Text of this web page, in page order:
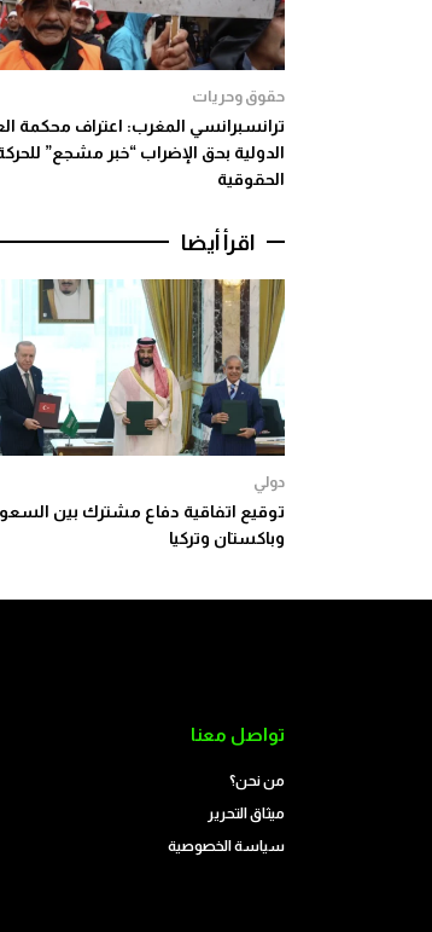
حقوق وحريات
ترانسبرانسي المغرب: اعتراف محكمة
الدولية بحق الإضراب “خبر مشجع”
الحقوقية
اقرأ أيضا
دولي
توقيع اتفاقية دفاع مشترك بين
وباكستان وتركيا
تواصل معنا
من نحن؟
ميثاق التحرير
سياسة الخصوصية